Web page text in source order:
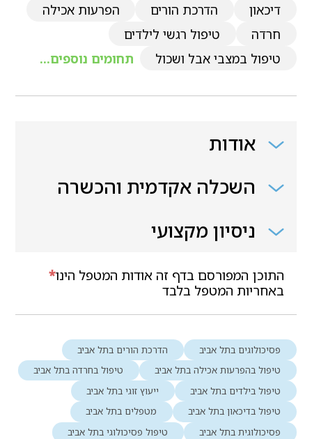
דיכאון הדרכת הורים
הפרעות אכילה
חרדה
טיפול רגשי לילדים
טיפול במצבי אבל ושכול
תחומים נוספים...
אודות
השכלה אקדמית והכשרה
ניסיון מקצועי
*התוכן המפורסם בדף זה אודות המטפל הינו
באחריות המטפל בלבד
פסיכולוגים בתל אביב
הדרכת הורים בתל אביב
טיפול בהפרעות אכילה בתל אביב
טיפול בחרדה בתל אביב
טיפול בילדים בתל אביב
ייעוץ זוגי בתל אביב
טיפול בדיכאון בתל אביב
מטפלים בתל אביב
פסיכולוגית בתל אביב
טיפול פסיכולוגי בתל אביב